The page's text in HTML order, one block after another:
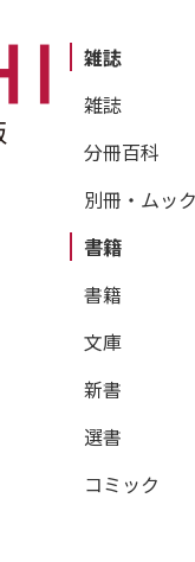
雑誌
雑誌
分冊百科
別冊・ムック
書籍
書籍
文庫
新書
選書
コミック